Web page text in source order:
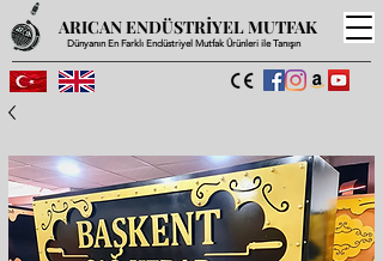
Dünyanın En Farklı Endüstriyel Mutfak Ürünleri ile Tanışın
ARICAN ENDÜSTRİYEL MUTFAK